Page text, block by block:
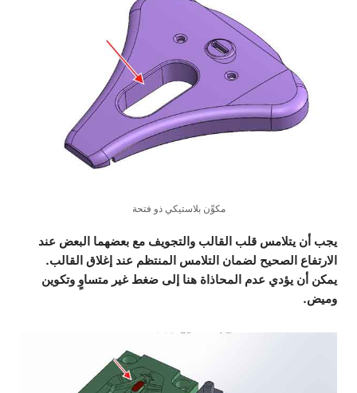
مكوِّن بلاستيكي ذو فتحة
يجب أن يتلامس قلب القالب والتجويف مع بعضهما البعض عند
الارتفاع الصحيح لضمان التلامس المنتظم عند إغلاق القالب.
يمكن أن يؤدي عدم المحاذاة هنا إلى ضغط غير متساوٍ وتكوين
وميض.